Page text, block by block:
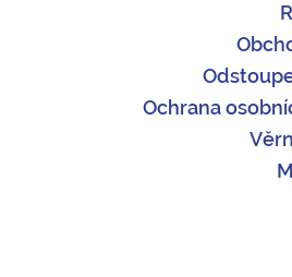
Ochrana